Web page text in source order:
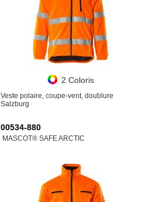
2 Coloris
Veste polaire, coupe-vent, doublure
Salzburg
00534-880
MASCOT® SAFE ARCTIC